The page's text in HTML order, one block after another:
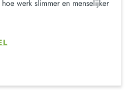
werk slimmer en menselijker